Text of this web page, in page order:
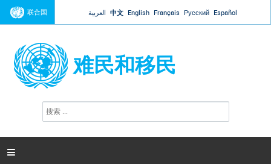
Jump to navigation
联合国 العربية 中文 English Français Русский Español
难民和移民
搜
索
